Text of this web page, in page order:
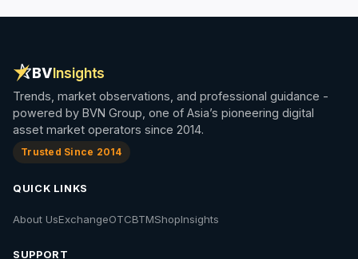
BVInsights
Trends, market observations, and professional guidance -
powered by BVN Group, one of Asia’s pioneering digital
asset market operators since 2014.
Trusted Since 2014
QUICK LINKS
About UsExchangeOTCBTMShopInsights
SUPPORT